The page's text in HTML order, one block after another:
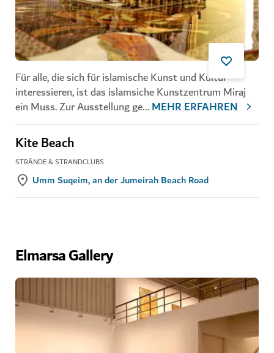
Für alle, die sich für islamische Kunst und Kultur
interessieren, ist das islamsiche Kunstzentrum Miraj
ein Muss. Zur Ausstellung ge...MEHR ERFAHREN
Kite Beach
STRÄNDE & STRANDCLUBS
Umm Suqeim, an der Jumeirah Beach Road
Elmarsa Gallery